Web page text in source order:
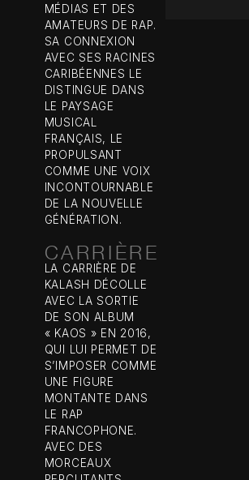
MÉDIAS ET DES
AMATEURS DE RAP.
SA CONNEXION
AVEC SES RACINES
CARIBÉENNES LE
DISTINGUE DANS
LE PAYSAGE
MUSICAL
FRANÇAIS, LE
PROPULSANT
COMME UNE VOIX
INCONTOURNABLE
DE LA NOUVELLE
GÉNÉRATION.
CARRIÈRE
LA CARRIÈRE DE
KALASH DÉCOLLE
AVEC LA SORTIE
DE SON ALBUM
« KAOS » EN 2016,
QUI LUI PERMET DE
S’IMPOSER COMME
UNE FIGURE
MONTANTE DANS
LE RAP
FRANCOPHONE.
AVEC DES
MORCEAUX